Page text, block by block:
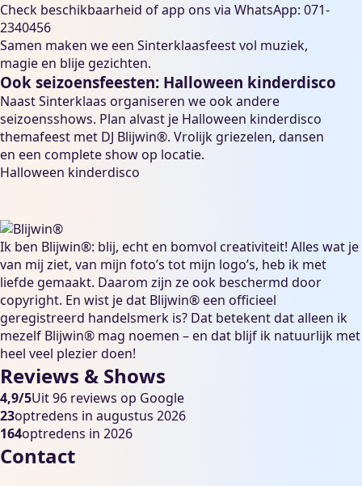
Check beschikbaarheid of app ons via WhatsApp: 071-
2340456
Samen maken we een Sinterklaasfeest vol muziek,
magie en blije gezichten.
Ook seizoensfeesten: Halloween kinderdisco
Naast Sinterklaas organiseren we ook andere
seizoensshows. Plan alvast je Halloween kinderdisco
themafeest met DJ Blijwin®. Vrolijk griezelen, dansen
en een complete show op locatie.
Halloween kinderdisco
Ik ben Blijwin®: blij, echt en bomvol creativiteit! Alles wat je
van mij ziet, van mijn foto’s tot mijn logo’s, heb ik met
liefde gemaakt. Daarom zijn ze ook beschermd door
copyright. En wist je dat Blijwin® een officieel
geregistreerd handelsmerk is? Dat betekent dat alleen ik
mezelf Blijwin® mag noemen – en dat blijf ik natuurlijk met
heel veel plezier doen!
Reviews & Shows
4,9/5Uit 96 reviews op Google
23optredens in augustus 2026
164optredens in 2026
Contact